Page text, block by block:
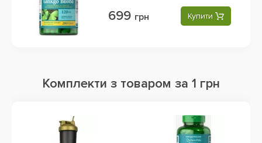
699 грн Купити
Комплекти з товаром за 1 грн